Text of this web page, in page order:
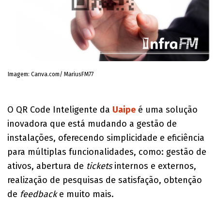
Imagem: Canva.com/ MariusFM77
O QR Code Inteligente da Uaipe é uma solução
inovadora que está mudando a gestão de
instalações, oferecendo simplicidade e eficiência
para múltiplas funcionalidades, como: gestão de
ativos, abertura de ticketsinternos e externos,
realização de pesquisas de satisfação, obtenção
de feedbacke muito mais.